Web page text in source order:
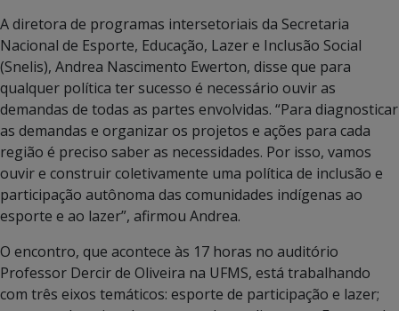
A diretora de programas intersetoriais da Secretaria
Nacional de Esporte, Educação, Lazer e Inclusão Social
(Snelis), Andrea Nascimento Ewerton, disse que para
qualquer política ter sucesso é necessário ouvir as
demandas de todas as partes envolvidas. “Para diagnosticar
as demandas e organizar os projetos e ações para cada
região é preciso saber as necessidades. Por isso, vamos
ouvir e construir coletivamente uma política de inclusão e
participação autônoma das comunidades indígenas ao
esporte e ao lazer”, afirmou Andrea.
O encontro, que acontece às 17 horas no auditório
Professor Dercir de Oliveira na UFMS, está trabalhando
com três eixos temáticos: esporte de participação e lazer;